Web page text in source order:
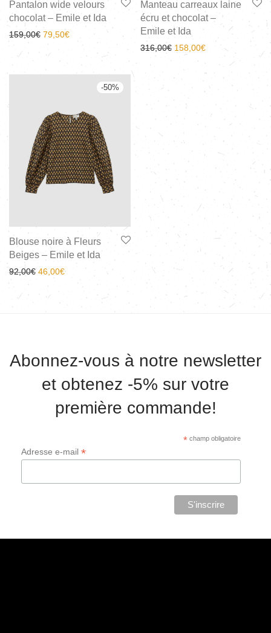
Pantalon wide velours
chocolat – Emile et Ida
159,00€ 79,50€
Manteau carreaux laine
écru et chocolat –
Emile et Ida
316,00€ 158,00€
-50%
Blouse noire à Fleurs
Beiges – Emile et Ida
92,00€ 46,00€
Abonnez-vous à notre newsletter
et obtenez -5% sur votre
première commande!
*champ obligatoire
Adresse e-mail *